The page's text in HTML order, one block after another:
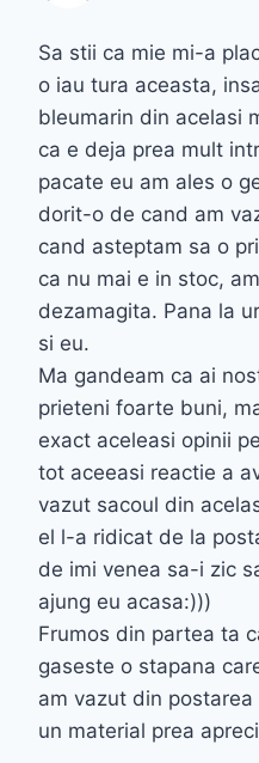
Sa stii ca mie mi-a
o iau tura aceasta,
bleumarin din acelasi
ca e deja prea mult
pacate eu am ales o
dorit-o de cand am
cand asteptam sa o
ca nu mai e in stoc,
dezamagita. Pana la
si eu.
Ma gandeam ca ai
prieteni foarte buni,
exact aceleasi opinii
tot aceeasi reactie a
vazut sacoul din
el l-a ridicat de la
de imi venea sa-i zic
ajung eu acasa:)))
Frumos din partea ta
gaseste o stapana
am vazut din
un material prea